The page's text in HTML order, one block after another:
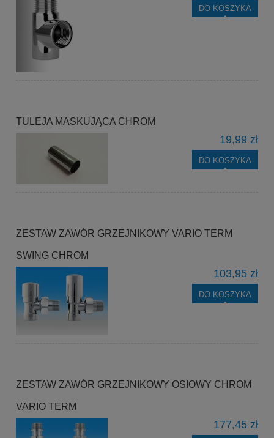
DO KOSZYKA
TULEJA MASKUJĄCA CHROM
19,99 zł
DO KOSZYKA
ZESTAW ZAWÓR GRZEJNIKOWY VARIO TERM
SWING CHROM
103,95 zł
DO KOSZYKA
ZESTAW ZAWÓR GRZEJNIKOWY OSIOWY CHROM
VARIO TERM
177,45 zł